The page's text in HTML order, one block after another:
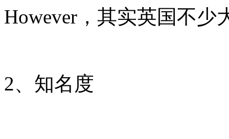
However，其实英国不少
2、知名度